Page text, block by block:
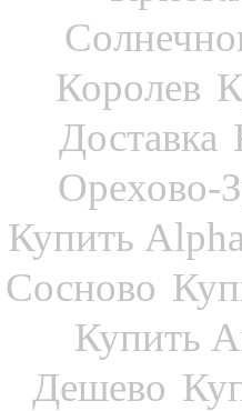
Королев
Доставка
Орехово-
Купить
Сосново
Купить
Дешево